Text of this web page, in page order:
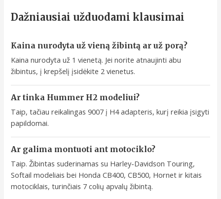
Dažniausiai užduodami klausimai
Kaina nurodyta už vieną žibintą ar už porą?
Kaina nurodyta už 1 vienetą. Jei norite atnaujinti abu
žibintus, į krepšelį įsidėkite 2 vienetus.
Ar tinka Hummer H2 modeliui?
Taip, tačiau reikalingas 9007 į H4 adapteris, kurį reikia įsigyti
papildomai.
Ar galima montuoti ant motociklo?
Taip. Žibintas suderinamas su Harley-Davidson Touring,
Softail modeliais bei Honda CB400, CB500, Hornet ir kitais
motociklais, turinčiais 7 colių apvalų žibintą.